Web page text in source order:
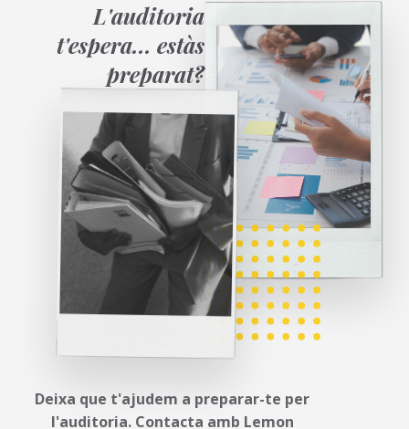
L'auditoria
t'espera... estàs
preparat?
Deixa que t'ajudem a preparar-te per
l'auditoria. Contacta amb Lemon